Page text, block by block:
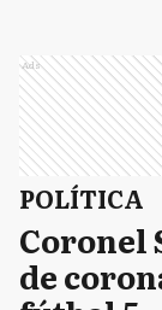
Ads
POLÍTICA
Coronel
de